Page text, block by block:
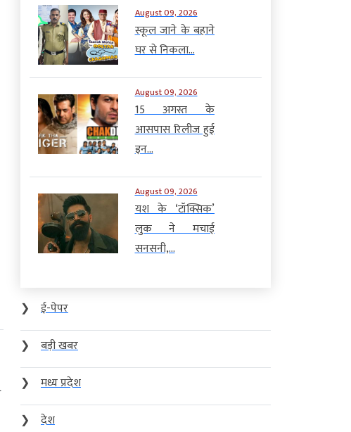
August 09, 2026
स्कूल जाने के बहाने
घर से निकला...
August 09, 2026
15 अगस्त के
आसपास रिलीज हुई
इन...
August 09, 2026
यश के ‘टॉक्सिक’
लुक ने मचाई
सनसनी,...
❯
ई-पेपर
❯
बड़ी खबर
❯
मध्य प्रदेश
❯
देश